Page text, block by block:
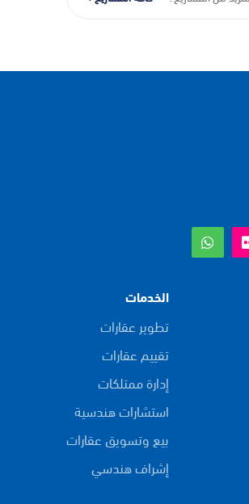
الخدمات
تطوير عقارات
تقييم عقارات
إدارة ممتلكات
استشارات هندسية
بيع وتسويق عقارات
إشراف هندسي